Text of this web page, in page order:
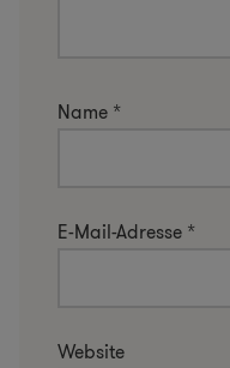
Name *
E-Mail-Adresse *
Website